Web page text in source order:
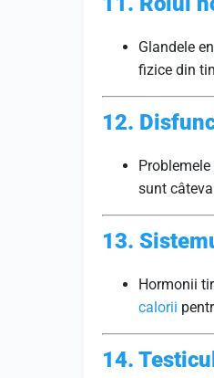
Glandele
fizice din
12.
sunt
13.
Hormonii
calorii
14.